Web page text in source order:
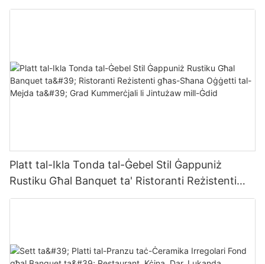
Oġġetti tal-Mejda ta' Grad Kummerċjali Durabbli
Platt tal-Ikla Tonda tal-Ġebel Stil Ġappuniż
Rustiku Għal Banquet ta' Ristoranti Reżistenti
għas-Sħana Oġġetti tal-Mejda ta' Grad